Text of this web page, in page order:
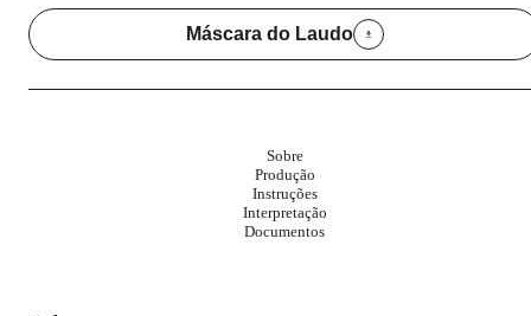
Máscara do Laudo
Sobre
Produção
Instruções
Interpretação
Documentos